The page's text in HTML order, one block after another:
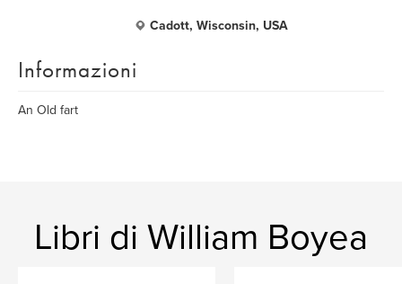
Cadott, Wisconsin, USA
Informazioni
An Old fart
Libri di William Boyea